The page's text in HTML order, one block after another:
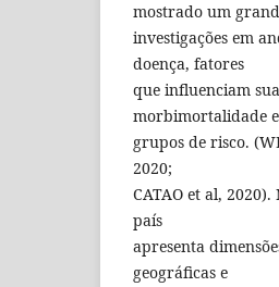
mostrado um
investigações em
doença, fatores
que influenciam
morbimortalidade
grupos de risco.
2020;
CATAO et al,
país
apresenta
geográficas e